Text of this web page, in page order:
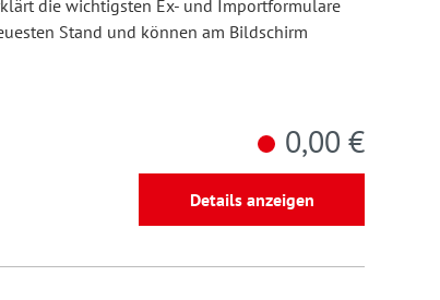
die wichtigsten Ex- und Importformulare
Stand und können am Bildschirm
0,00 €
Details anzeigen